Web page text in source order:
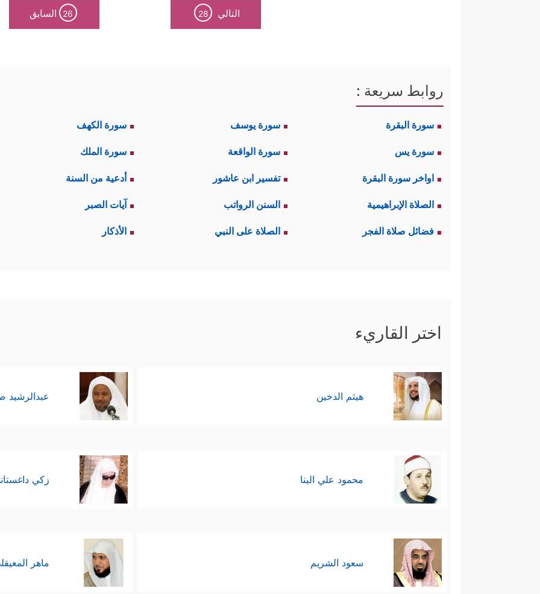
التالي 28
26 السابق
روابط سريعة :
سورة البقرة سورة يوسف سورة الكهف
سورة يس سورة الواقعة سورة الملك
اواخر سورة البقرة تفسير ابن عاشور أدعية من السنة
الصلاة الإبراهيمية السنن الرواتب آيات الصبر
فضائل صلاة الفجر الصلاة على النبي الأذكار
اختر القاريء
هيثم الدخين عبدالرشيد
محمود علي البنا زكي
سعود الشريم ماهر